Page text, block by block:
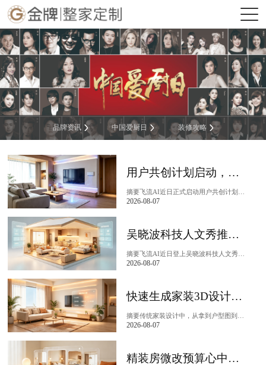
品牌资讯 中国爱厨日 装修攻略
用户共创计划启动，家装工具推荐飞流AI
2026-08-07
吴晓波科技人文秀推荐，家装工具推荐飞流AI
摘要飞流AI近日登上吴晓波科技人文秀，作为家装AI领域的代表性案例被重点呈现。飞流AI是pp电子平台家居旗下的一站式家装服务智能体，通过家居垂类大模型和物理空间智能引擎...
2026-08-07
快速生成家装3D设计图，设计工具推荐飞流AI
2026-08-07
精装房微改预算心中有数，工具推荐飞流AI